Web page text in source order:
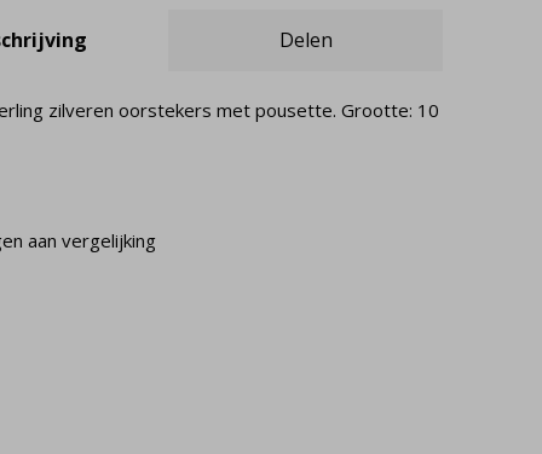
Delen
zilveren oorstekers met pousette. Grootte: 10
aan vergelijking